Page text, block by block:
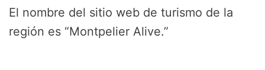
El nombre del sitio web de turismo de la
región es “Montpelier Alive.”